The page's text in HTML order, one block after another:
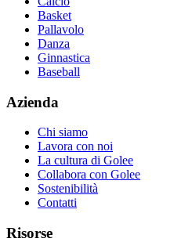
Basket
Pallavolo
Danza
Ginnastica
Baseball
Azienda
Chi siamo
Lavora con noi
La cultura di Golee
Collabora con Golee
Sostenibilità
Contatti
Risorse